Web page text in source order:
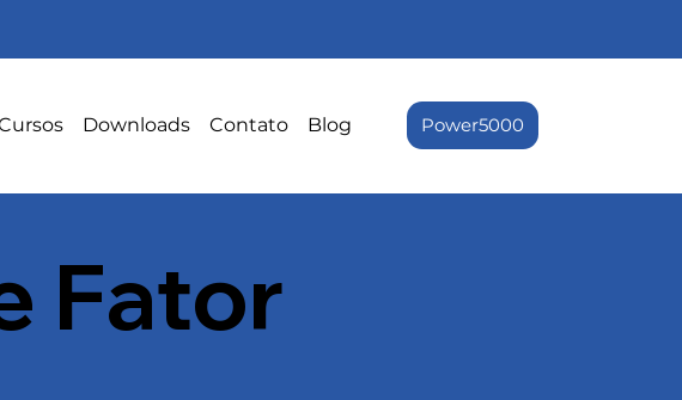
Downloads Contato Blog Power5000
Fator